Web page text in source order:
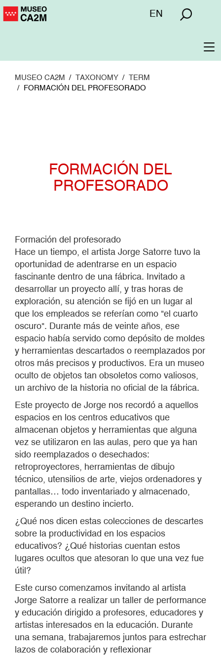
Pasar
Menú
EN
MUSEO CA2M TAXONOMY
TERM
FORMACIÓN DEL PROFESORADO
FORMACIÓN DEL
PROFESORADO
Formación del profesorado
Hace un tiempo, el artista Jorge Satorre tuvo la
oportunidad de adentrarse en un espacio
fascinante dentro de una fábrica. Invitado a
desarrollar un proyecto allí, y tras horas de
exploración, su atención se fijó en un lugar al
que los empleados se referían como "el cuarto
oscuro". Durante más de veinte años, ese
espacio había servido como depósito de moldes
y herramientas descartados o reemplazados por
otros más precisos y productivos. Era un museo
oculto de objetos tan obsoletos como valiosos,
un archivo de la historia no oficial de la fábrica.
Este proyecto de Jorge nos recordó a aquellos
espacios en los centros educativos que
almacenan objetos y herramientas que alguna
vez se utilizaron en las aulas, pero que ya han
sido reemplazados o desechados:
retroproyectores, herramientas de dibujo
técnico, utensilios de arte, viejos ordenadores y
pantallas… todo inventariado y almacenado,
esperando un destino incierto.
¿Qué nos dicen estas colecciones de descartes
sobre la productividad en los espacios
educativos? ¿Qué historias cuentan estos
lugares ocultos que atesoran lo que una vez fue
útil?
Este curso comenzamos invitando al artista
Jorge Satorre a realizar un taller de performance
y educación dirigido a profesores, educadores y
artistas interesados en la educación. Durante
una semana, trabajaremos juntos para estrechar
lazos de colaboración y reflexionar